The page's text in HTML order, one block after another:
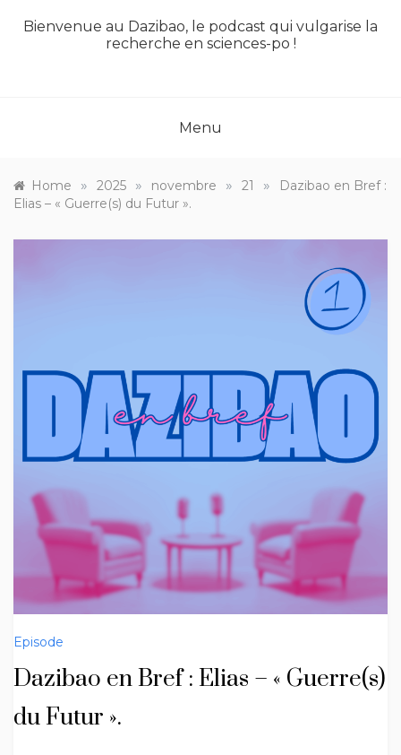
Bienvenue au Dazibao, le podcast qui vulgarise la
recherche en sciences-po !
Menu
Home » 2025 » novembre » 21 »
Dazibao en Bref :
Elias – « Guerre(s) du Futur ».
Episode
Dazibao en Bref : Elias – « Guerre(s)
du Futur ».